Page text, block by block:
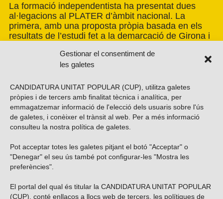
Gestionar el consentiment de
les galetes
CANDIDATURA UNITAT POPULAR (CUP), utilitza galetes
pròpies i de tercers amb finalitat tècnica i analítica, per
emmagatzemar informació de l'elecció dels usuaris sobre l'ús
de galetes, i conèixer el trànsit al web. Per a més informació
consulteu la nostra política de galetes
Pot acceptar totes les galetes pitjant el botó "Acceptar" o
"Denegar" el seu ús també pot configurar-les "Mostra les
preferències".
El portal del qual és titular la CANDIDATURA UNITAT POPULAR
(CUP), conté enllaços a llocs web de tercers, les polítiques de
La formació independentista ha presentat dues
al·legacions al PLATER d’àmbit nacional. La
primera, amb una proposta pròpia basada en els
resultats de l’estudi fet a la demarcació de Girona i
país. La segona, impulsada per la Xarxa per una
Transició Energètica Justa, de caràcter més global.
Vols subscriure’t al nostre butlletí?